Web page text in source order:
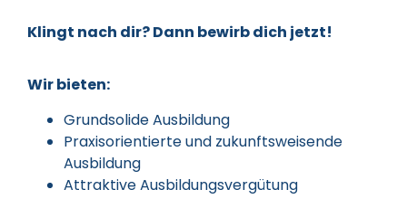
Klingt nach dir? Dann bewirb dich jetzt!
Wir bieten:
Grundsolide Ausbildung
Praxisorientierte und zukunftsweisende
Ausbildung
Attraktive Ausbildungsvergütung